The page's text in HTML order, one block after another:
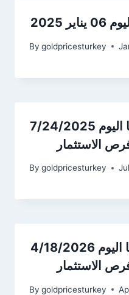
2025
By goldpricesturkey
أسعار الذهب في ألمانيا اليوم 7/24/2025
الاستثمار
By goldpricesturkey
أسعار الذهب في ألمانيا اليوم 4/18/2026
الاستثمار
By goldpricesturkey